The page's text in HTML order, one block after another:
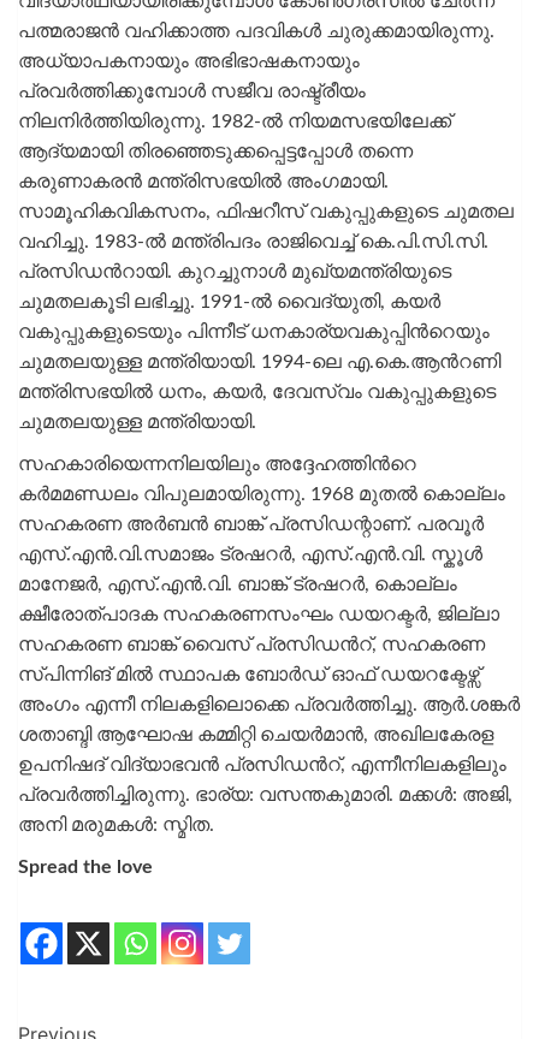
പത്മരാജൻ വഹിക്കാത്ത പദവികൾ ചുരുക്കമായിരുന്നു.
അധ്യാപകനായും അഭിഭാഷകനായും
പ്രവർത്തിക്കുമ്പോൾ സജീവ രാഷ്ട്രീയം
നിലനിർത്തിയിരുന്നു. 1982-ൽ നിയമസഭയിലേക്ക്
ആദ്യമായി തിരഞ്ഞെടുക്കപ്പെട്ടപ്പോൾ തന്നെ
കരുണാകരൻ മന്ത്രിസഭയിൽ അംഗമായി.
സാമൂഹികവികസനം, ഫിഷറീസ് വകുപ്പുകളുടെ ചുമതല
വഹിച്ചു. 1983-ൽ മന്ത്രിപദം രാജിവെച്ച് കെ.പി.സി.സി.
പ്രസിഡന്‍റായി. കുറച്ചുനാൾ മുഖ്യമന്ത്രിയുടെ
ചുമതലകൂടി ലഭിച്ചു. 1991-ൽ വൈദ്യുതി, കയർ
വകുപ്പുകളുടെയും പിന്നീട് ധനകാര്യവകുപ്പിന്‍റെയും
ചുമതലയുള്ള മന്ത്രിയായി. 1994-ലെ എ.കെ.ആന്‍റണി
മന്ത്രിസഭയിൽ ധനം, കയർ, ദേവസ്വം വകുപ്പുകളുടെ
ചുമതലയുള്ള മന്ത്രിയായി.
സഹകാരിയെന്നനിലയിലും അദ്ദേഹത്തിന്‍റെ
കർമമണ്ഡലം വിപുലമായിരുന്നു. 1968 മുതൽ കൊല്ലം
സഹകരണ അർബൻ ബാങ്ക് പ്രസിഡന്റാണ്. പരവൂർ
എസ്.എൻ.വി.സമാജം ട്രഷറർ, എസ്.എൻ.വി. സ്കൂൾ
മാനേജർ, എസ്.എൻ.വി. ബാങ്ക് ട്രഷറർ, കൊല്ലം
ക്ഷീരോത്പാദക സഹകരണസംഘം ഡയറക്ടർ, ജില്ലാ
സഹകരണ ബാങ്ക് വൈസ് പ്രസിഡന്‍റ്, സഹകരണ
സ്പിന്നിങ് മിൽ സ്ഥാപക ബോർഡ് ഓഫ് ഡയറക്ടേഴ്സ്
അംഗം എന്നീ നിലകളിലൊക്കെ പ്രവർത്തിച്ചു. ആർ.ശങ്കർ
ശതാബ്ദി ആഘോഷ കമ്മിറ്റി ചെയർമാൻ, അഖിലകേരള
ഉപനിഷദ് വിദ്യാഭവൻ പ്രസിഡന്‍റ്, എന്നീനിലകളിലും
പ്രവർത്തിച്ചിരുന്നു. ഭാര്യ: വസന്തകുമാരി. മക്കൾ: അജി,
അനി മരുമകൾ: സ്മിത.
Spread the love
Previous